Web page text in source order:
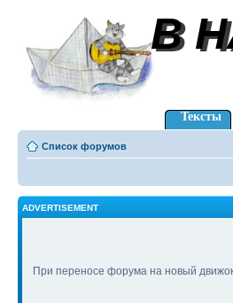
В
В
Тексты
Список форумов
ADVERTISEMENT
При переносе форума на новый